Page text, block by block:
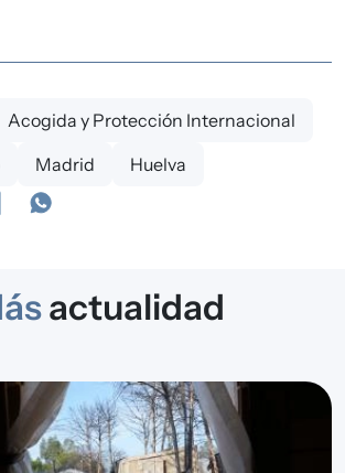
Acogida y Protección Internacional
Madrid Huelva
actualidad